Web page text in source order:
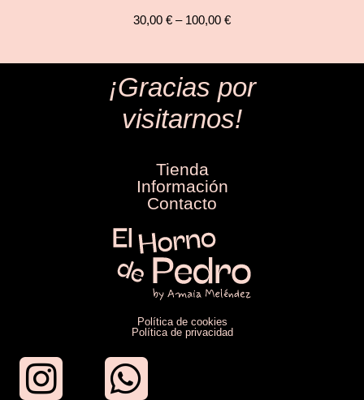
30,00 € – 100,00 €
¡Gracias por
visitarnos!
Tienda
Información
Contacto
Política de cookies
Política de privacidad